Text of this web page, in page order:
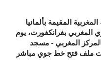
المقيمة بألمانيا
المغربي بفرانكفورت، يوم
الرابع بالمركز المغربي - مسجد
ملف فتح خط جوي مباشر